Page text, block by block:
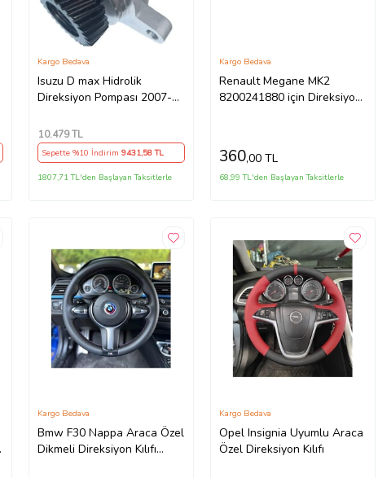
Isuzu D max Hidrolik
Direksiyon Pompası 2007-
Kargo Bedava
10.479TL
Sepette %10 İndirim 9431,58 TL
1807,71 TL'den Başlayan Taksitlerle
Renault Megane MK2
8200241880 için Direksiyon
Kargo Bedava
360,00 TL
68,99 TL'den Başlayan Taksitlerle
Bmw F30 Nappa Araca Özel
Dikmeli Direksiyon Kılıfı
Kargo Bedava
Opel Insignia Uyumlu Araca
Özel Direksiyon Kılıfı
Kargo Bedava